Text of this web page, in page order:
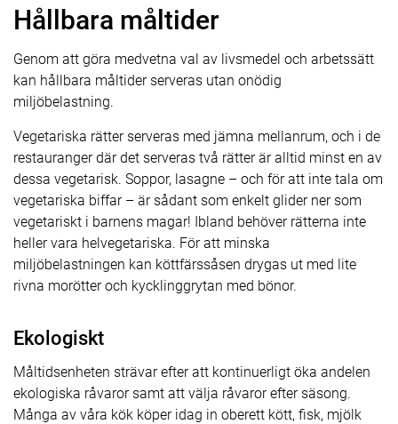
Hållbara måltider
Genom att göra medvetna val av livsmedel och arbetssätt
kan hållbara måltider serveras utan onödig
miljöbelastning.
Vegetariska rätter serveras med jämna mellanrum, och i de
restauranger där det serveras två rätter är alltid minst en av
dessa vegetarisk. Soppor, lasagne – och för att inte tala om
vegetariska biffar – är sådant som enkelt glider ner som
vegetariskt i barnens magar! Ibland behöver rätterna inte
heller vara helvegetariska. För att minska
miljöbelastningen kan köttfärssåsen drygas ut med lite
rivna morötter och kycklinggrytan med bönor.
Ekologiskt
Måltidsenheten strävar efter att kontinuerligt öka andelen
ekologiska råvaror samt att välja råvaror efter säsong.
Många av våra kök köper idag in oberett kött, fisk, mjölk